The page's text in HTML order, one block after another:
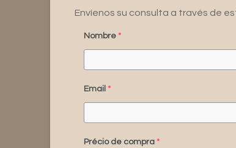
Envíenos su consulta a través de
Nombre *
Email *
Précio de compra *